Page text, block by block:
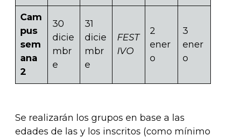
Cam
pus
sem
ana
2
30
dicie
mbr
e
31
dicie
mbr
e
FEST
IVO
2
ener
o
3
ener
o
Se realizarán los grupos en base a las
edades de las y los inscritos (como mínimo